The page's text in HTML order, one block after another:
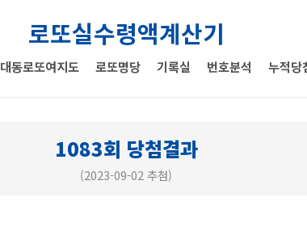
로또실수령액계산기
대동로또여지도 로또명당 기록실 번호분석 누적당
1083회 당첨결과
(2023-09-02 추첨)